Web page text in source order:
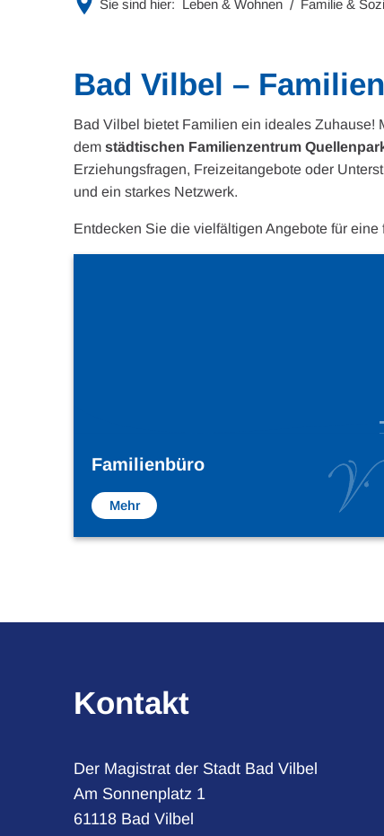
Sie sind hier: Leben & Wohnen Familie &
Bad Vilbel –
Bad Vilbel bietet Familien ein ideales Zuhause!
dem städtischen Familienzentrum
Erziehungsfragen, Freizeitangebote oder
und ein starkes Netzwerk.
Entdecken Sie die vielfältigen Angebote für
Familienbüro
Mehr
Kontakt
Der Magistrat der Stadt Bad Vilbel
Am Sonnenplatz 1
61118 Bad Vilbel